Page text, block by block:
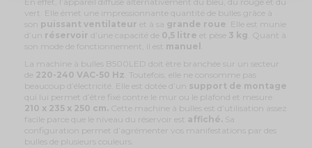
vert. Elle émet une impressionnante quantité de bulles grâce à
son puissant ventilateur et à sa grande roue . Elle est munie
d’un réservoir d’une capacité de 0,5 litre et pèse 3 kg . Quant à
son mode de fonctionnement, il est manuel
La machine à bulles B500LED doit être branchée sur un secteur
de 220-240 VAC-50 Hz . Toutefois, elle ne consomme pas
beaucoup d’électricité. Elle est dotée d’un support de montage
qui lui permet d’être fixé contre le mur ou le plafond et mesure
210 x 235 x 250 cm. Cette machine à bulles est d’utilisation assez
facile parce que le niveau du réservoir est affiché.
Sa
configuration permet d’agrémenter vos manifestations par des
bulles de plusieurs couleurs.